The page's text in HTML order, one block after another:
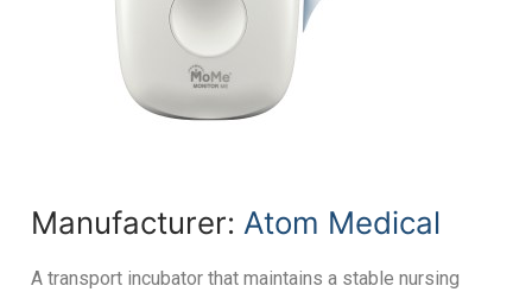
Manufacturer: Atom Medical
A transport incubator that maintains a stable nursing